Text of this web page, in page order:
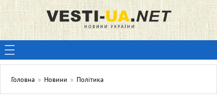
Головна » Новини » Політика